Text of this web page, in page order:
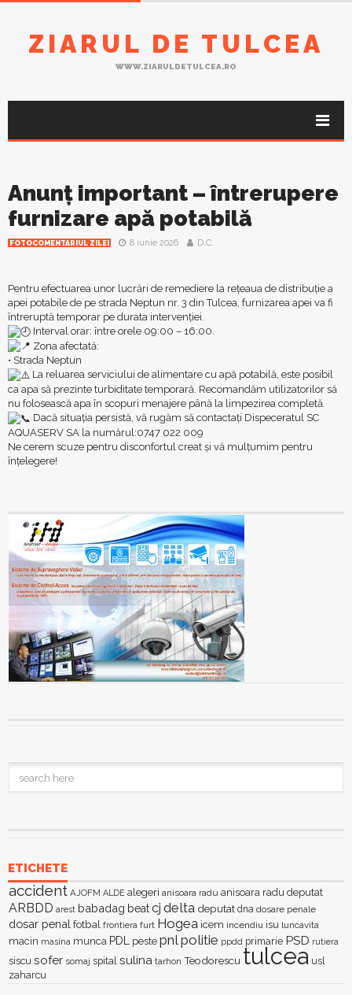
ZIARUL DE TULCEA
WWW.ZIARULDETULCEA.RO
Anunț important – întrerupere
furnizare apă potabilă
FOTOCOMENTARIUL ZILEI 8 iunie 2026 D.C.
Pentru efectuarea unor lucrări de remediere la rețeaua de distribuție a
apei potabile de pe strada Neptun nr. 3 din Tulcea, furnizarea apei va fi
întreruptă temporar pe durata intervenției.
Interval orar: între orele 09:00 – 16:00.
Zona afectată:
• Strada Neptun
La reluarea serviciului de alimentare cu apă potabilă, este posibil
ca apa să prezinte turbiditate temporară. Recomandăm utilizatorilor să
nu folosească apa în scopuri menajere până la limpezirea completă.
Dacă situația persistă, vă rugăm să contactați Dispeceratul SC
AQUASERV SA la numărul:0747 022 009
Ne cerem scuze pentru disconfortul creat și vă mulțumim pentru
înțelegere!
ETICHETE
accident AJOFM ALDE alegeri anisoara radu anisoara radu deputat
ARBDD arest babadag beatcj delta deputat dna dosare penale
dosar penal fotbal frontiera furt Hogea icem incendiu isu luncavita
macin masina munca PDL peste pnl politie ppdd primarie PSD rutiera
siscu sofer somaj spital sulina tarhon Teodorescu tulcea usl
zaharcu